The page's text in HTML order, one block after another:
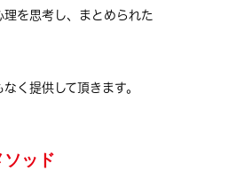
を思考し、まとめられた
く提供して頂きます。
ソッド